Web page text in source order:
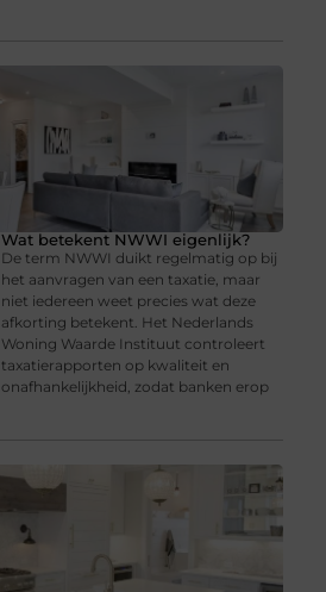
Wat betekent NWWI eigenlijk?
De term NWWI duikt regelmatig op bij
het aanvragen van een taxatie, maar
niet iedereen weet precies wat deze
afkorting betekent. Het Nederlands
Woning Waarde Instituut controleert
taxatierapporten op kwaliteit en
onafhankelijkheid, zodat banken erop